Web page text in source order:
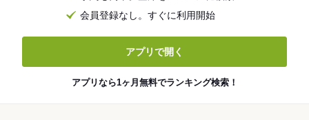
会員登録なし。すぐに利用開始
アプリで開く
アプリなら1ヶ月無料でランキング検索！